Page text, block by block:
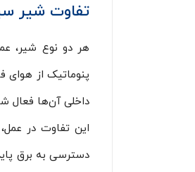
تفاوت شیر
هر دو نوع شیر،
پنوماتیک از هوای
داخلی آن‌ها فعال
این تفاوت در
دسترسی به برق